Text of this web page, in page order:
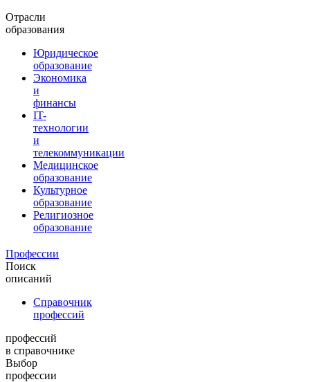
Отрасли
образования
Юридическое
образование
Экономика
и
финансы
IT-
технологии
и
телекоммуникации
Медицинское
образование
Культурное
образование
Религиозное
образование
Профессии
Поиск
описаний
Справочник
профессий
профессий
в справочнике
Выбор
профессии